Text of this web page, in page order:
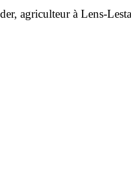
agriculteur à Lens-